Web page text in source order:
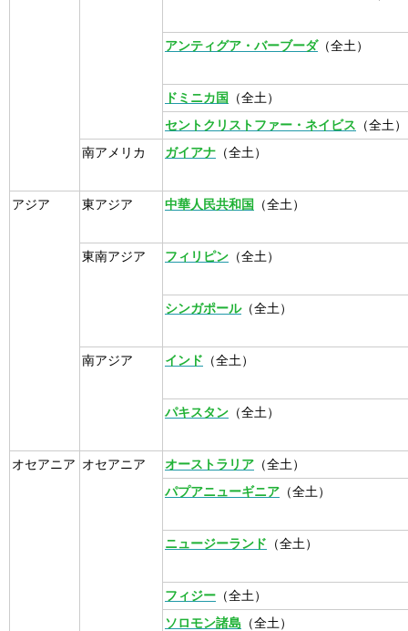
アンティグア・バーブーダ（全土）
ドミニカ国
（全土）
セントクリストファー・ネイビス （全土）
南アメリカ
ガイアナ （全土）
アジア 東アジア 中華人民共和国 （全土）
東南アジア フィリピン （全土）
シンガポール（全土）
南アジア インド （全土）
パキスタン （全土）
オセアニア オセアニア オーストラリア （全土）
パプアニューギニア （全土）
ニュージーランド （全土）
フィジー （全土）
ソロモン諸島 （全土）